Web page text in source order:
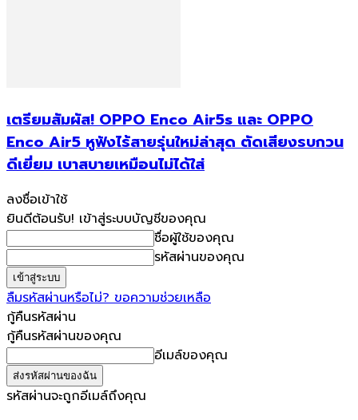
เตรียมสัมผัส! OPPO Enco Air5s และ OPPO
Enco Air5 หูฟังไร้สายรุ่นใหม่ล่าสุด ตัดเสียงรบกวน
ดีเยี่ยม เบาสบายเหมือนไม่ได้ใส่
ลงชื่อเข้าใช้
ยินดีต้อนรับ! เข้าสู่ระบบบัญชีของคุณ
ชื่อผู้ใช้ของคุณ
รหัสผ่านของคุณ
ลืมรหัสผ่านหรือไม่? ขอความช่วยเหลือ
กู้คืนรหัสผ่าน
กู้คืนรหัสผ่านของคุณ
อีเมล์ของคุณ
รหัสผ่านจะถูกอีเมล์ถึงคุณ